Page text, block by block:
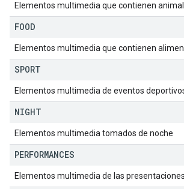
Elementos multimedia que contienen
FOOD
Elementos multimedia que contienen
SPORT
Elementos multimedia de eventos
NIGHT
Elementos multimedia tomados de noche
PERFORMANCES
Elementos multimedia de las presentaciones